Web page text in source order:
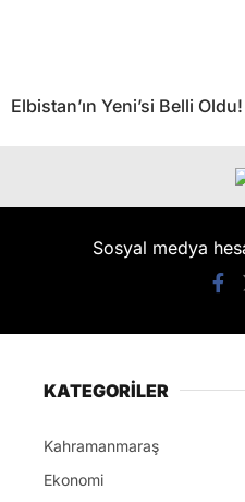
Elbistan’ın Yeni’si Belli Oldu!
Sosyal medya
KATEGORİLER
Kahramanmaraş
Ekonomi